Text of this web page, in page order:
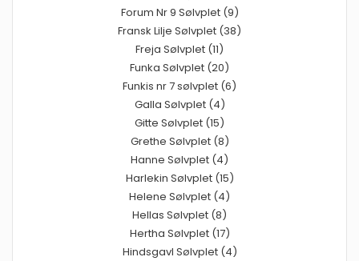
Forum Nr 9 Sølvplet (9)
Fransk Lilje Sølvplet (38)
Freja Sølvplet (11)
Funka Sølvplet (20)
Funkis nr 7 sølvplet (6)
Galla Sølvplet (4)
Gitte Sølvplet (15)
Grethe Sølvplet (8)
Hanne Sølvplet (4)
Harlekin Sølvplet (15)
Helene Sølvplet (4)
Hellas Sølvplet (8)
Hertha Sølvplet (17)
Hindsgavl Sølvplet (4)